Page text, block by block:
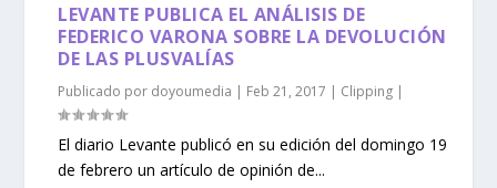
LEVANTE PUBLICA EL ANÁLISIS DE
FEDERICO VARONA SOBRE LA DEVOLUCIÓN
DE LAS PLUSVALÍAS
Publicado por doyoumedia | Feb 21, 2017 | Clipping |
El diario Levante publicó en su edición del domingo 19
de febrero un artículo de opinión de...